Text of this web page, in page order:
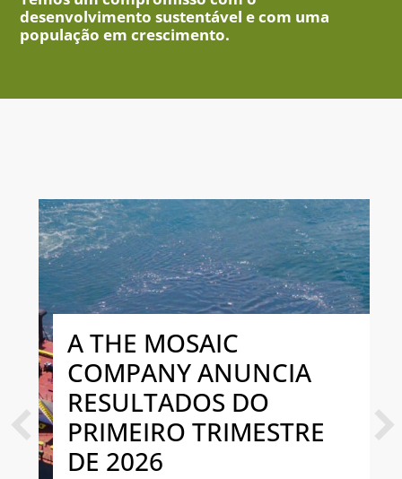
desenvolvimento sustentável e com uma
população em crescimento.
A THE MOSAIC
COMPANY ANUNCIA
RESULTADOS DO
PRIMEIRO TRIMESTRE
DE 2026
Previous